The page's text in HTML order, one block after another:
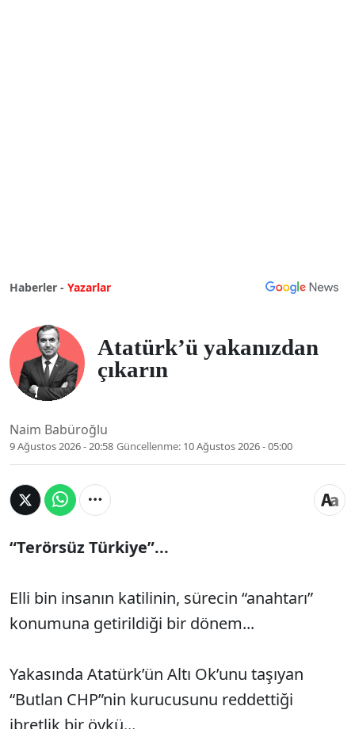
Haberler - Yazarlar
Atatürk’ü yakanızdan
çıkarın
Naim Babüroğlu
9 Ağustos 2026 - 20:58 Güncellenme: 10 Ağustos 2026 - 05:00
“Terörsüz Türkiye”...
Elli bin insanın katilinin, sürecin “anahtarı”
konumuna getirildiği bir dönem...
Yakasında Atatürk’ün Altı Ok’unu taşıyan
“Butlan CHP”nin kurucusunu reddettiği
ibretlik bir öykü...